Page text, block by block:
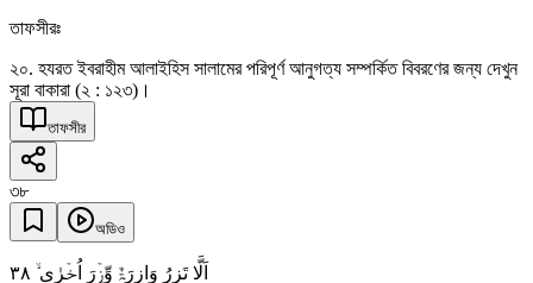
তাফসীরঃ
২০. হযরত ইবরাহীম আলাইহিস সালামের পরিপূর্ণ আনুগত্য সম্পর্কিত বিবরণের জন্য দেখুন
সূরা বাকারা (২ : ১২৩)।
তাফসীর
৩৮
অডিও
اَلَّا تَزِرُ وَازِرَۃٌ وِّزۡرَ اُخۡرٰی ۙ ٣٨